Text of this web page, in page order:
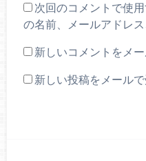
次回のコメントで使
の名前、メールアドレス
新しいコメントをメ
新しい投稿をメール